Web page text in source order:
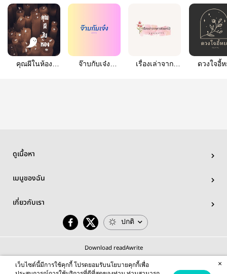
คุณผีในห้อง
จ๊าบกับเจ๋ง
เรื่องเล่าจาก
ดวงใจอี้ห
ดูเนื้อหา
เมนูของฉัน
เกี่ยวกับเรา
ปกติ
Download readAwrite
เว็บไซต์นี้มีการใช้คุกกี้ โปรดยอมรับนโยบายคุกกี้เพื่อ
×